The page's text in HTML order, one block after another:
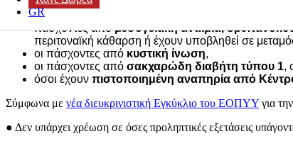
GR
Εξαιρούνται από την εφαρμογή του δεύτερου
πάσχοντες απόμεσογειακή αναιμία,
περιτοναϊκή κάθαρση ή έχουν υποβληθεί σε
οι πάσχοντες από κυστική ίνωση,
οι πάσχοντες από σακχαρώδη διαβήτη τύπου 1,
όσοι έχουν πιστοποιημένη αναπηρία από
Σύμφωνα με νέα διευκρινιστική Εγκύκλιο του ΕΟΠΥΥ για
● Δεν υπάρχει χρέωση σε όσες προληπτικές εξετάσεις